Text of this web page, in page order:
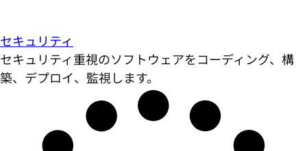
セキュリティ
セキュリティ重視のソフトウェアをコーディング、構
築、デプロイ、監視します。